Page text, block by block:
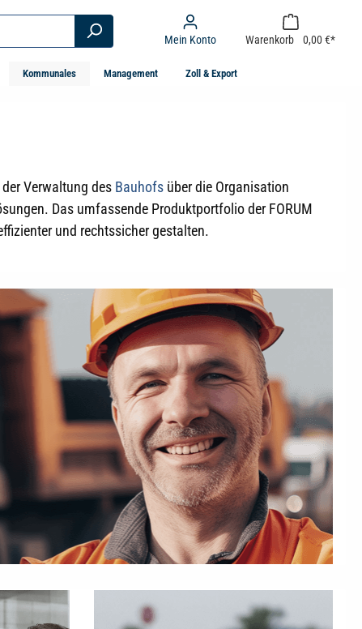
Mein Konto Warenkorb 0,00 €*
Kommunales Management Zoll & Export
Verwaltung des Bauhofs über die Organisation
Das umfassende Produktportfolio der FORUM
und rechtssicher gestalten.